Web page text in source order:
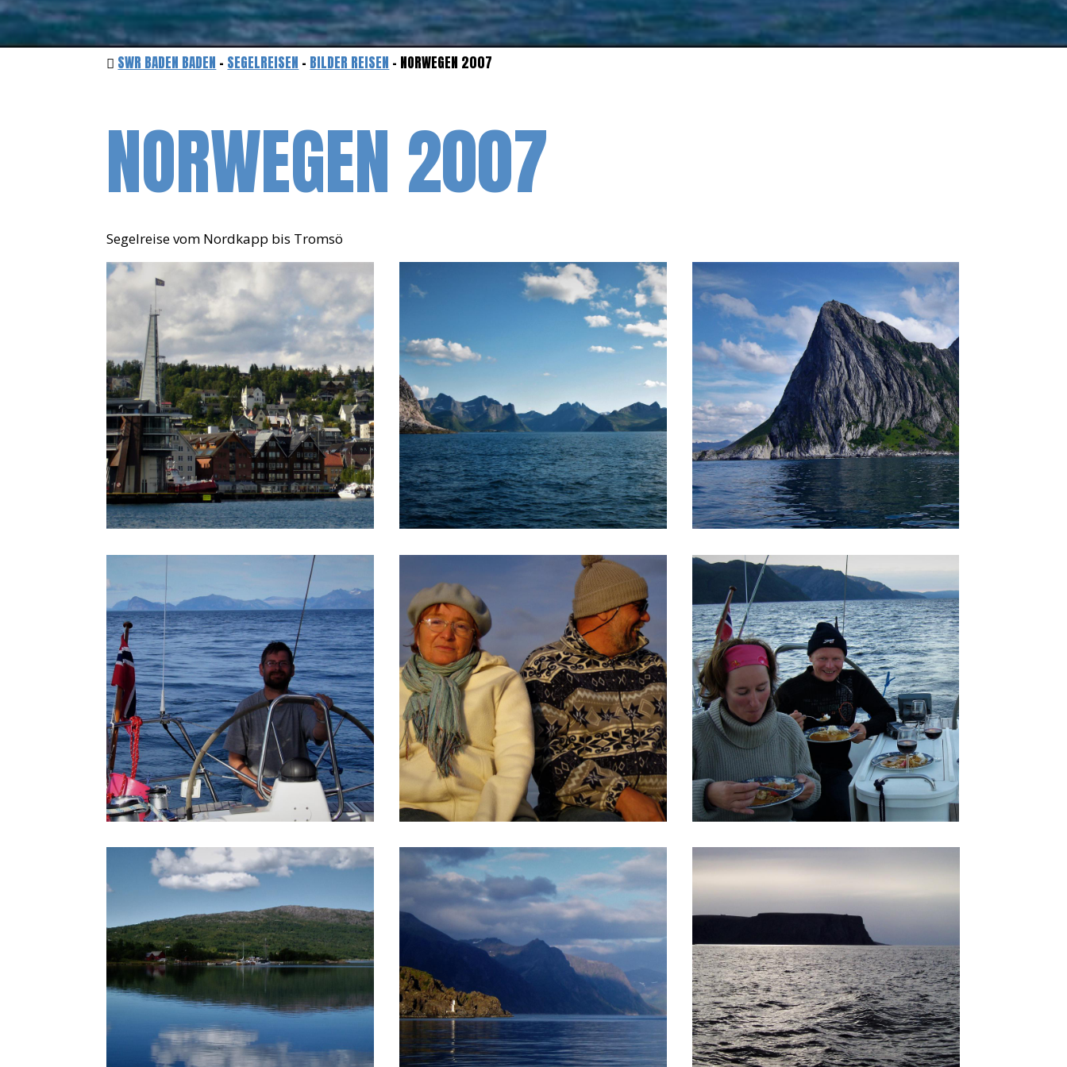
SWR BADEN BADEN - SEGELREISEN - BILDER REISEN - NORWEGEN 2007
NORWEGEN 2007
Segelreise vom Nordkapp bis Tromsö